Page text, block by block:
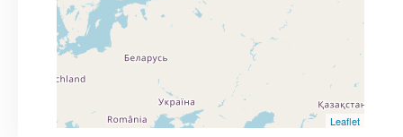
Leaflet